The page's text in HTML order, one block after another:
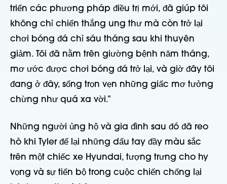
triển các phương pháp điều trị mới, đã giúp tôi
không chỉ chiến thắng ung thư mà còn trở lại
chơi bóng đá chỉ sáu tháng sau khi thuyên
giảm. Tôi đã nằm trên giường bệnh năm tháng,
mơ ước được chơi bóng đá trở lại, và giờ đây tôi
đang ở đây, sống trọn vẹn những giấc mơ tưởng
chừng như quá xa vời.”
Những người ủng hộ và gia đình sau đó đã reo
hò khi Tyler để lại những dấu tay đầy màu sắc
trên một chiếc xe Hyundai, tượng trưng cho hy
vọng và sự tiến bộ trong cuộc chiến chống lại